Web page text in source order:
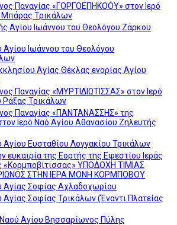
Παναγίας «ΓΟΡΓΟΕΠΗΚΟΟΥ» στον Ιερό
Μπάρας Τρικάλων
Αγίου Ιωάννου του Θεολόγου Ζάρκου
Αγίου Ιωάννου του Θεολόγου
Αγίας Θέκλας ενορίας Αγίου
Παναγίας «ΜΥΡΤΙΔΙΩΤΙΣΣΑΣ» στον Ιερό
Ράξας Τρικάλων
Παναγίας «ΠΑΝΤΑΝΑΣΣΗΣ» της
Ιερό Ναό Αγίου Αθανασίου Ζηλευτής
Αγίου Ευσταθίου Λογγακίου Τρικάλων
ευκαιρία της Εορτής της Εφεστίου Ιεράς
«Κορμποβίτισσας» ΥΠΟΔΟΧΗ ΤΙΜΙΑΣ
ΣΤΗΝ ΙΕΡΑ ΜΟΝΗ ΚΟΡΜΠΟΒΟΥ
Αγίας Σοφίας Αχλαδοχωρίου
Αγίας Σοφίας Τρικάλων (Έναντι Πλατείας
Ναού Αγίου Βησσαρίωνος Πύλης